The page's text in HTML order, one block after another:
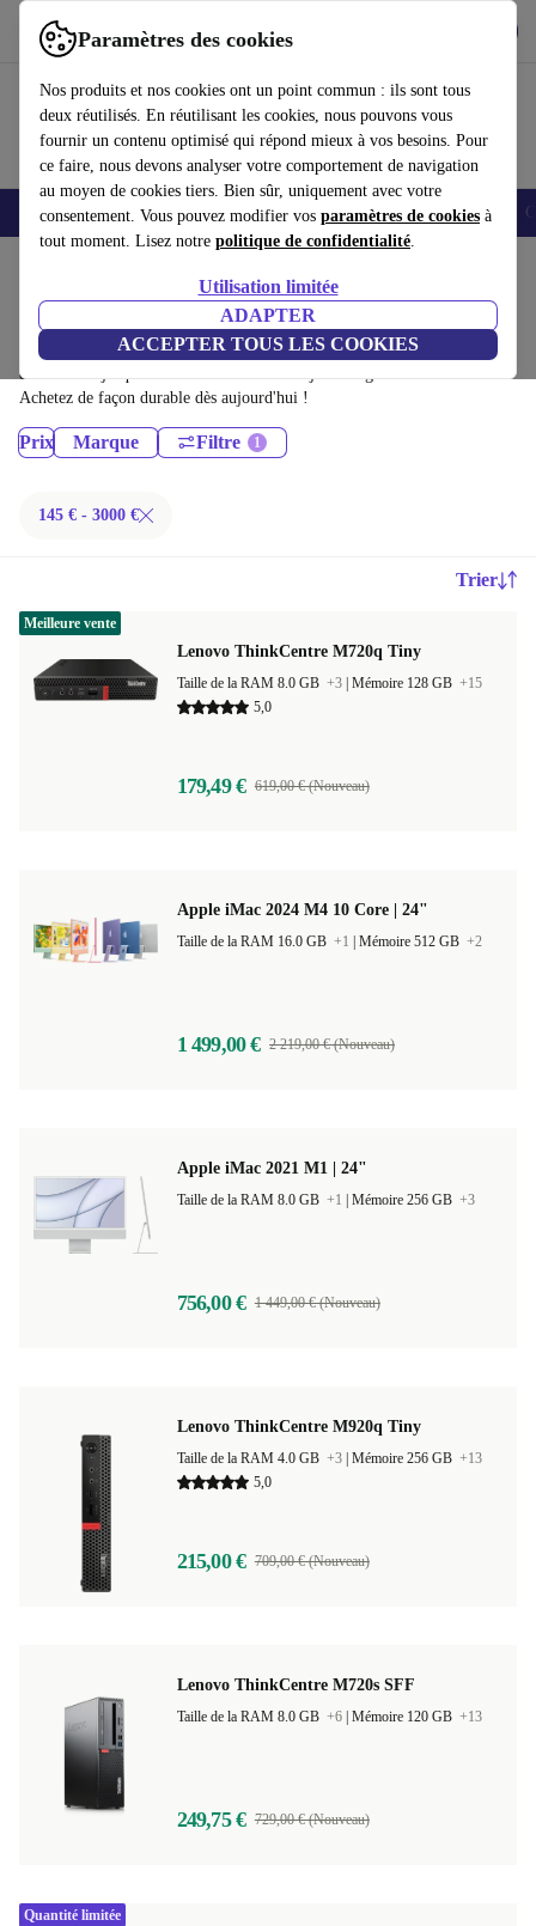
Paramètres des cookies
Nos produits et nos cookies ont un point commun : ils sont tous
deux réutilisés. En réutilisant les cookies, nous pouvons vous
fournir un contenu optimisé qui répond mieux à vos besoins. Pour
ce faire, nous devons analyser votre comportement de navigation
au moyen de cookies tiers. Bien sûr, uniquement avec votre
consentement. Vous pouvez modifier vos paramètres de cookies à
tout moment. Lisez notre politique de confidentialité.
Utilisation limitée
ADAPTER
ACCEPTER TOUS LES COOKIES
Utilisez refurbed rapidement et facilement
Smartphones Laptops Tablettes Montres connectées Accessoires
Ordinateurs de bureau:
Ordinateurs de bureau certifiés reconditionnés à moins de 3000€ –
économisez jusqu'à 40 %. Retours sous 30 jours et garantie de 12 mois.
Achetez de façon durable dès aujourd'hui !
Prix Marque Filtre
145 € - 3000 €
Trier
Lenovo ThinkCentre M720q Tiny
Taille de la RAM 8.0 GB +3 Mémoire 128 GB +15
5,0
179,49 € 619,00 € (Nouveau)
Meilleure vente
Apple iMac 2024 M4 10 Core | 24"
Taille de la RAM 16.0 GB +1 Mémoire 512 GB +2
1 499,00 € 2 219,00 € (Nouveau)
Apple iMac 2021 M1 | 24"
Taille de la RAM 8.0 GB +1 Mémoire 256 GB +3
756,00 € 1 449,00 € (Nouveau)
Lenovo ThinkCentre M920q Tiny
Taille de la RAM 4.0 GB +3 Mémoire 256 GB +13
5,0
215,00 € 709,00 € (Nouveau)
Lenovo ThinkCentre M720s SFF
Taille de la RAM 8.0 GB +6 Mémoire 120 GB +13
249,75 € 729,00 € (Nouveau)
Quantité limitée